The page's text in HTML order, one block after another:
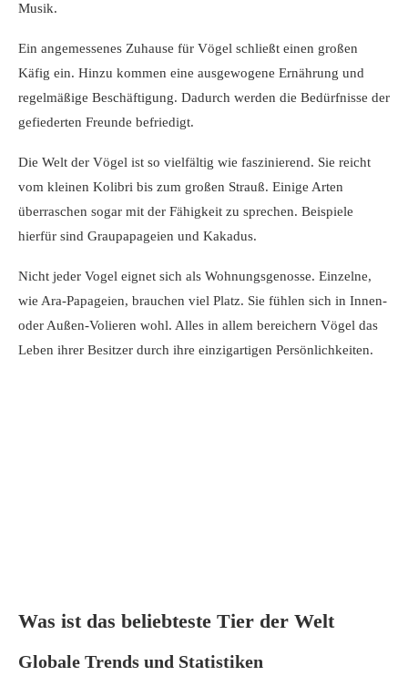
Musik.
Ein angemessenes Zuhause für Vögel schließt einen großen
Käfig ein. Hinzu kommen eine ausgewogene Ernährung und
regelmäßige Beschäftigung. Dadurch werden die Bedürfnisse der
gefiederten Freunde befriedigt.
Die Welt der Vögel ist so vielfältig wie faszinierend. Sie reicht
vom kleinen Kolibri bis zum großen Strauß. Einige Arten
überraschen sogar mit der Fähigkeit zu sprechen. Beispiele
hierfür sind Graupapageien und Kakadus.
Nicht jeder Vogel eignet sich als Wohnungsgenosse. Einzelne,
wie Ara-Papageien, brauchen viel Platz. Sie fühlen sich in Innen-
oder Außen-Volieren wohl. Alles in allem bereichern Vögel das
Leben ihrer Besitzer durch ihre einzigartigen Persönlichkeiten.
Was ist das beliebteste Tier der Welt
Globale Trends und Statistiken